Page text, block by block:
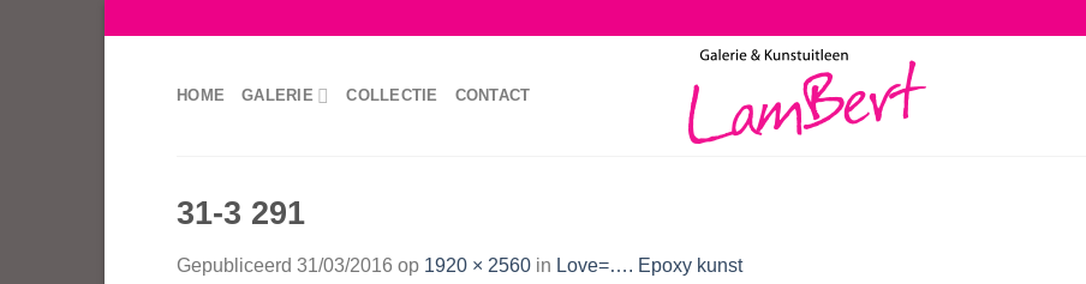
HOME GALERIE COLLECTIE CONTACT
31-3 291
Gepubliceerd 31/03/2016 op 1920 × 2560 in Love=…. Epoxy kunst